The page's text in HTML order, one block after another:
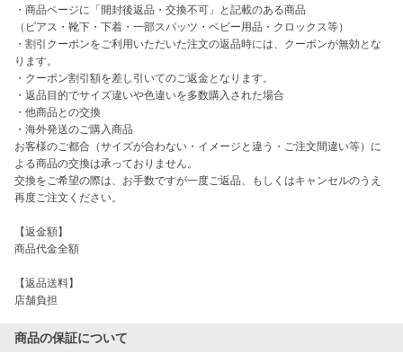
・商品ページに「開封後返品・交換不可」と記載のある商品
（ピアス・靴下・下着・一部スパッツ・ベビー用品・クロックス等）
・割引クーポンをご利用いただいた注文の返品時には、クーポンが無効とな
ります。
・クーポン割引額を差し引いてのご返金となります。
・返品目的でサイズ違いや色違いを多数購入された場合
・他商品との交換
・海外発送のご購入商品
お客様のご都合（サイズが合わない・イメージと違う・ご注文間違い等）に
よる商品の交換は承っておりません。
交換をご希望の際は、お手数ですが一度ご返品、もしくはキャンセルのうえ
再度ご注文ください。
【返金額】
商品代金全額
【返品送料】
店舗負担
商品の保証について